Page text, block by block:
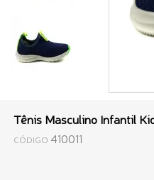
Tênis Masculino Infantil
CÓDIGO 410011